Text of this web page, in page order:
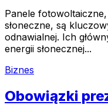
Panele
słoneczne, są
odnawialnej. Ich
energii słonecznej...
Biznes
Obowiązki